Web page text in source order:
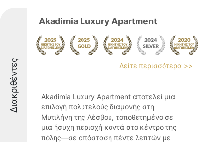
Διακριθέντες
Akadimia Luxury Apartment
Δείτε περισσότερα >>
Akadimia Luxury Apartment αποτελεί μια
επιλογή πολυτελούς διαμονής στη
Μυτιλήνη της Λέσβου, τοποθετημένο σε
μια ήσυχη περιοχή κοντά στο κέντρο της
πόλης—σε απόσταση πέντε λεπτών με